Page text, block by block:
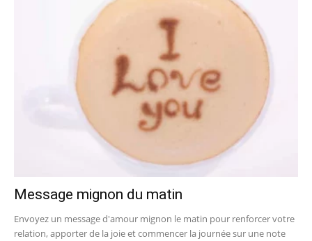
Message mignon du matin
Envoyez un message d'amour mignon le matin pour renforcer votre
relation, apporter de la joie et commencer la journée sur une note